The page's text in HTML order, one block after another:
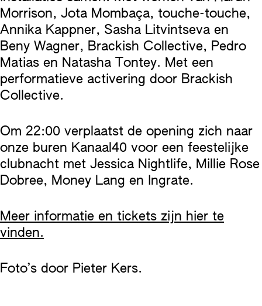
Morrison, Jota Mombaça, touche-touche,
Annika Kappner, Sasha Litvintseva en
Beny Wagner, Brackish Collective, Pedro
Matias en Natasha Tontey. Met een
performatieve activering door Brackish
Collective.
Om 22:00 verplaatst de opening zich naar
onze buren Kanaal40 voor een feestelijke
clubnacht met Jessica Nightlife, Millie Rose
Dobree, Money Lang en Ingrate.
Meer informatie en tickets zijn hier te
vinden.
Foto’s door Pieter Kers.